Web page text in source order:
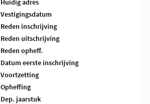
Huidig adres
Vestigingsdatum
Reden inschrijving
Reden uitschrijving
Reden opheff.
Datum eerste inschrijving
Voortzetting
Opheffing
Dep. jaarstuk